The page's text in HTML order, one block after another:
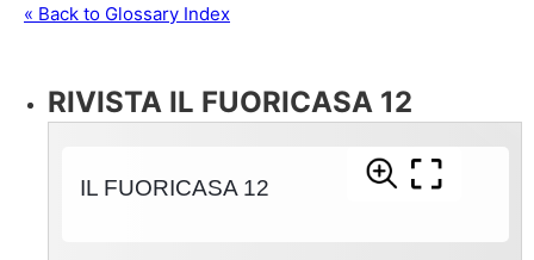
« Back to Glossary Index
RIVISTA IL FUORICASA 12